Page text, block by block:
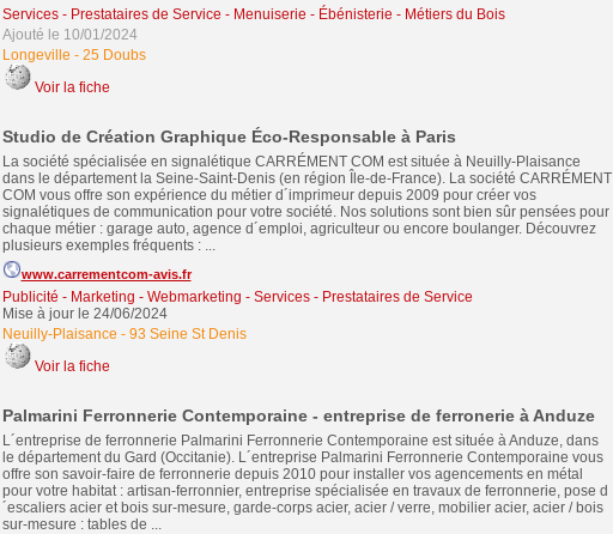
Services - Prestataires de Service - Menuiserie - Ébénisterie - Métiers du Bois
Ajouté le 10/01/2024
Longeville - 25 Doubs
Voir la fiche
Studio de Création Graphique Éco-Responsable à Paris
La société spécialisée en signalétique CARRÉMENT COM est située à Neuilly-Plaisance
dans le département la Seine-Saint-Denis (en région Île-de-France). La société CARRÉMENT
COM vous offre son expérience du métier d´imprimeur depuis 2009 pour créer vos
signalétiques de communication pour votre société. Nos solutions sont bien sûr pensées pour
chaque métier : garage auto, agence d´emploi, agriculteur ou encore boulanger. Découvrez
plusieurs exemples fréquents : ...
www.carrementcom-avis.fr
Publicité - Marketing - Webmarketing - Services - Prestataires de Service
Mise à jour le 24/06/2024
Neuilly-Plaisance - 93 Seine St Denis
Voir la fiche
Palmarini Ferronnerie Contemporaine - entreprise de ferronerie à Anduze
L´entreprise de ferronnerie Palmarini Ferronnerie Contemporaine est située à Anduze, dans
le département du Gard (Occitanie). L´entreprise Palmarini Ferronnerie Contemporaine vous
offre son savoir-faire de ferronnerie depuis 2010 pour installer vos agencements en métal
pour votre habitat : artisan-ferronnier, entreprise spécialisée en travaux de ferronnerie, pose d
´escaliers acier et bois sur-mesure, garde-corps acier, acier / verre, mobilier acier, acier / bois
sur-mesure : tables de ...